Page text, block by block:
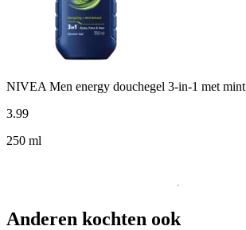
NIVEA Men energy douchegel 3-in-1 met mint
3.99
250 ml
Anderen kochten ook